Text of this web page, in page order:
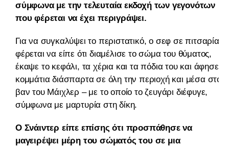
σύμφωνα με την τελευταία εκδοχή των γεγονότων
που φέρεται να έχει περιγράψει.
Για να συγκαλύψει το περιστατικό, ο σεφ σε πιτσαρία
φέρεται να είπε ότι διαμέλισε το σώμα του θύματος,
έκαψε το κεφάλι, τα χέρια και τα πόδια του και άφησε
κομμάτια διάσπαρτα σε όλη την περιοχή και μέσα στο
βαν του Μάιχλερ – με το οποίο το ζευγάρι διέφυγε,
σύμφωνα με μαρτυρία στη δίκη.
Ο Σνάιντερ είπε επίσης ότι προσπάθησε να
μαγειρέψει μέρη του σώματός του σε μια